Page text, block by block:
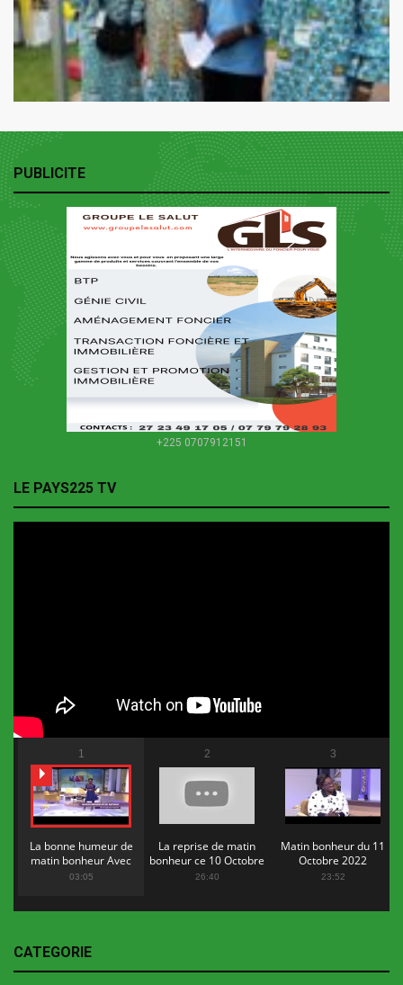
PUBLICITE
+225 0707912151
LE PAYS225 TV
1
La bonne humeur de
matin bonheur Avec
Flopy Mendosa
03:05
2
La reprise de matin
bonheur ce 10 Octobre
2022
26:40
3
Matin bonheur du 11
Octobre 2022
23:52
CATEGORIE